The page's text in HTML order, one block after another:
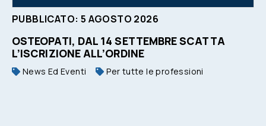
PUBBLICATO: 5 AGOSTO 2026
OSTEOPATI, DAL 14 SETTEMBRE SCATTA
L’ISCRIZIONE ALL’ORDINE
News Ed Eventi Per tutte le professioni